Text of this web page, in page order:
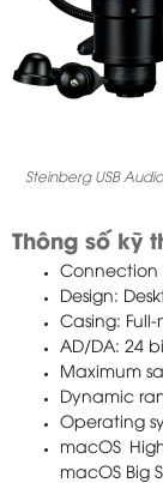
Steinberg USB
Thông số kỹ
Connection
Design:
Casing:
AD/DA: 24
Maximum
Dynamic
Operating
macOS
macOS Big